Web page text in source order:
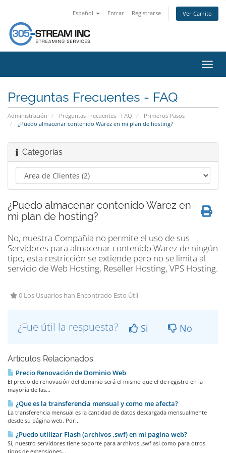
Español Entrar Registrarse Ver Carrito
Preguntas Frecuentes - FAQ
Administración Preguntas Frecuentes - FAQ
Primeros Pasos
¿Puedo almacenar contenido Warez en mi plan de hosting?
Categorías
¿Puedo almacenar contenido Warez en
mi plan de hosting?
No, nuestra Compañia no permite el uso de sus
Servidores para almacenar contenido Warez de ningún
tipo, esta restricción se extiende pero no se limita al
servicio de Web Hosting, Reseller Hosting, VPS Hosting.
0 Los Usuarios han Encontrado Esto Útil
¿Fue útil la respuesta? Si No
Artículos Relacionados
Precio Renovación de Dominio Web
El precio de renovación del dominio será el mismo que el de registro en la
mayoría de las...
¿Que es la transferencia mensual y como me afecta?
La transferencia mensual es la cantidad de datos descargada mensualmente
desde su página web. Por...
¿Puedo utilizar Flash (archivos .swf) en mi pagina web?
Si, nuestro servidores tiene soporte para archivos .swf asi como para otros
tipos de extensiones...